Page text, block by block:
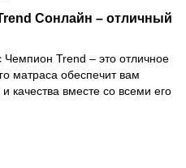
Сонлайн – отличный
Trend – это отличное
матраса обеспечит вам
качества вместе со всеми его